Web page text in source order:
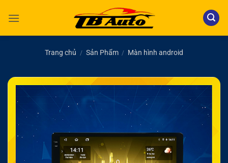
qua
Trang chủ / Sản Phẩm / Màn hình android